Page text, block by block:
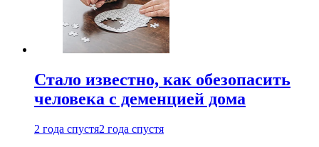
Стало известно, как обезопасить
человека с деменцией дома
2 года спустя2 года спустя